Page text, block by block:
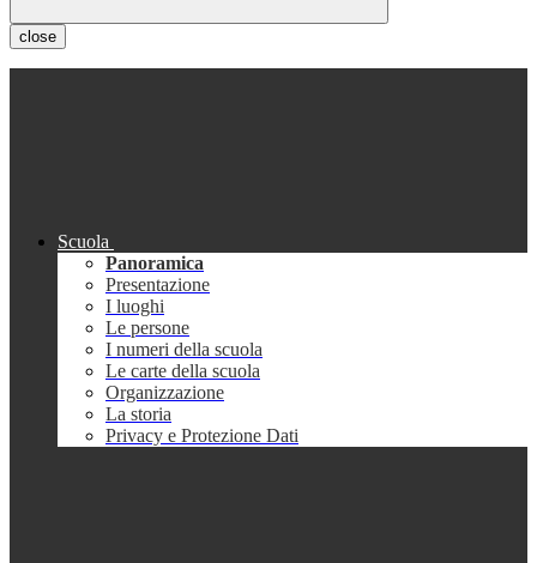
close
Scuola
Panoramica
Presentazione
I luoghi
Le persone
I numeri della scuola
Le carte della scuola
Organizzazione
La storia
Privacy e Protezione Dati